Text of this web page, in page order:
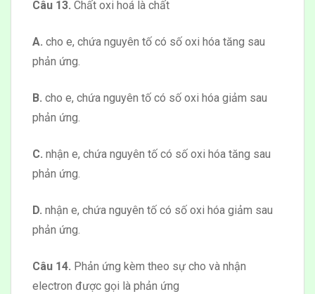
Câu 13. Chất oxi hoá là chất
A. cho e, chứa nguyên tố có số oxi hóa tăng sau
phản ứng.
B. cho e, chứa nguyên tố có số oxi hóa giảm sau
phản ứng.
C. nhận e, chứa nguyên tố có số oxi hóa tăng sau
phản ứng.
D. nhận e, chứa nguyên tố có số oxi hóa giảm sau
phản ứng.
Câu 14. Phản ứng kèm theo sự cho và nhận
electron được gọi là phản ứng